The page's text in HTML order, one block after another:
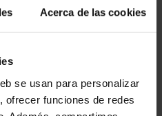
Acerca de las cookies
se usan para personalizar
ofrecer funciones de redes